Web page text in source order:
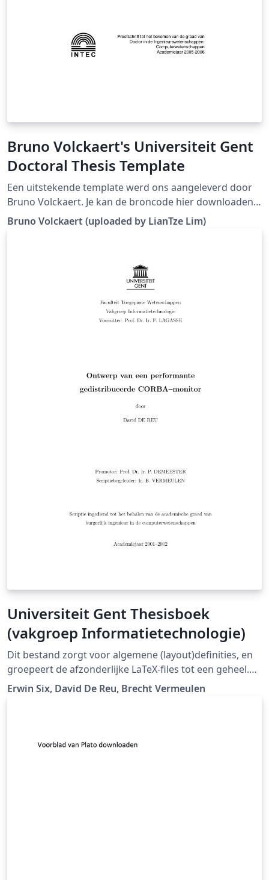
Bruno Volckaert's Universiteit Gent
Doctoral Thesis Template
Een uitstekende template werd ons aangeleverd door
Bruno Volckaert. Je kan de broncode hier downloaden
of hier een voorbeeld-pdf bekijken. Deze template
wordt door het decanaat aanbevolen als vervanger van
referentielijst. Indien dit niet gewenst is, kan je in de
intro en elk chapter op het einde
\bibliographystyle{phdbib} en \bibliography{PhD}
Bruno Volckaert (uploaded by LianTze Lim)
Universiteit Gent Thesisboek
(vakgroep Informatietechnologie)
Dit bestand zorgt voor algemene (layout)definities, en
groepeert de afzonderlijke LaTeX-files tot een geheel.
"Er is ook een template beschikbaar dat gebruikt wordt
Erwin Six, David De Reu, Brecht Vermeulen